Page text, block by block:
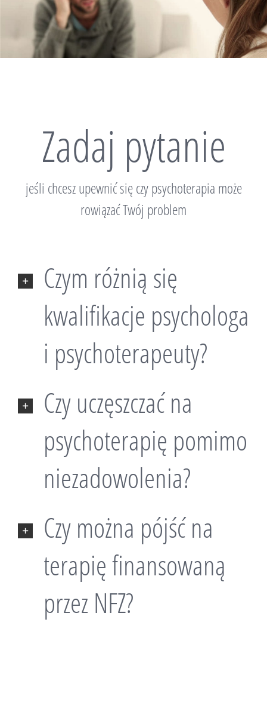
Zadaj pytanie
jeśli chcesz upewnić się czy psychoterapia może
rowiązać Twój problem
Czym różnią się
kwalifikacje psychologa
i psychoterapeuty?
Czy uczęszczać na
psychoterapię pomimo
niezadowolenia?
Czy można pójść na
terapię finansowaną
przez NFZ?